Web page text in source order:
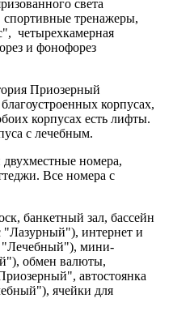
света
тренажеры,
четырехкамерная
и фонофорез
Приозерный
корпусах,
корпусах есть лифты.
с лечебным.
номера,
Все номера с
банкетный зал, бассейн
"Лазурный"), интернет и
"Лечебный"), мини-
обмен валюты,
автостоянка
ячейки для